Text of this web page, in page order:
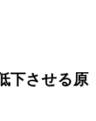
下させる原